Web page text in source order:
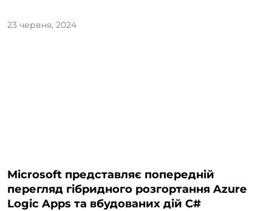
23 червня, 2024
Microsoft представляє попередній
перегляд гібридного розгортання Azure
Logic Apps та вбудованих дій C#